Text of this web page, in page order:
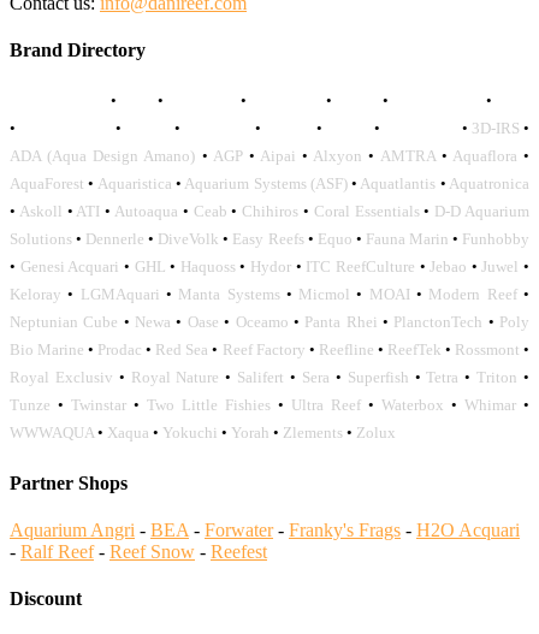
Brand Directory
• • • • • •
•
• • • • • • 3D-IRS •
ADA (Aqua Design Amano) • AGP• Aipai • Alxyon • AMTRA• Aquaflora •
AquaForest • Aquaristica • Aquarium Systems (ASF)• Aquatlantis • Aquatronica
• Askoll • ATI • Autoaqua • Ceab • Chihiros • Coral Essentials• D-D Aquarium
Solutions • Dennerle • DiveVolk • Easy Reefs• Equo • Fauna Marin • Funhobby
• Genesi Acquari • GHL • Haquoss• Hydor • ITC ReefCulture •Jebao •Juwel •
Keloray • LGMAquari • Manta Systems• Micmol • MOAI • Modern Reef•
Neptunian Cube • Newa • Oase • Oceamo • Panta Rhei • PlanctonTech • Poly
Bio Marine • Prodac • Red Sea • Reef Factory • Reefline • ReefTek • Rossmont •
Royal Exclusiv • Royal Nature • Salifert • Sera • Superfish •Tetra •Triton •
Tunze • Twinstar • Two Little Fishies • Ultra Reef • Waterbox • Whimar •
WWWAQUA• Xaqua • Yokuchi • Yorah • Zlements • Zolux
Partner Shops
Aquarium Angri - BEA - Forwater- Franky's Frags - H2O Acquari
- Ralf Reef- Reef Snow - Reefest
Discount